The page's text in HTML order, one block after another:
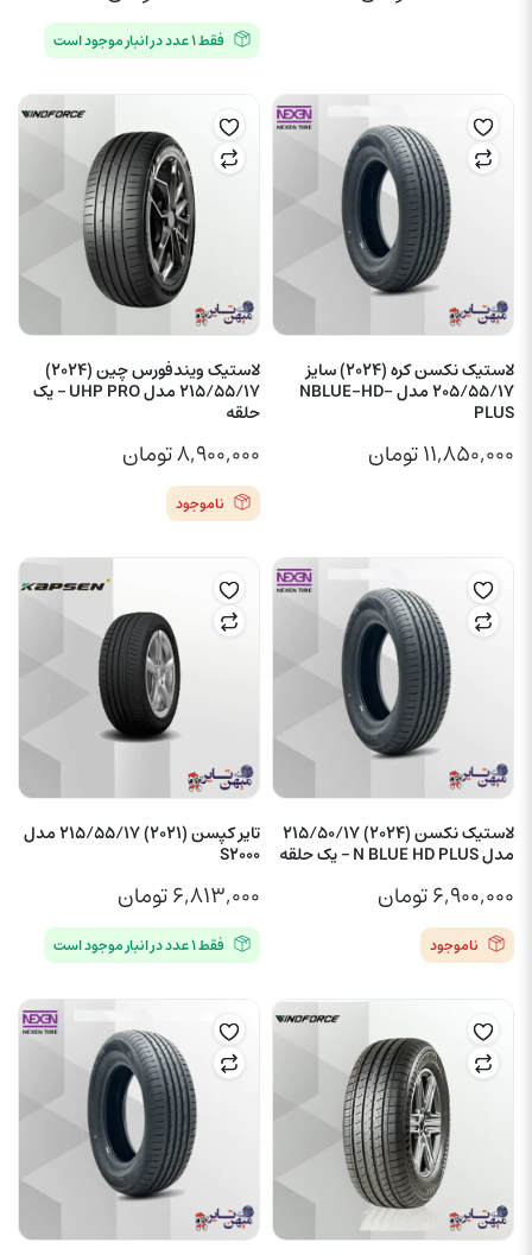
فقط ۱ عدد در انبار موجود است
لاستیک نکسن کره (2024) سایز
205/55/17 مدل NBLUE-HD-
PLUS
۱۱,۸۵۰,۰۰۰تومان
لاستیک ویندفورس چین (2024)
215/55/17 مدل UHP PRO – یک
حلقه
۸,۹۰۰,۰۰۰تومان
ناموجود
لاستیک نکسن (2024) 215/50/17
مدل N BLUE HD PLUS – یک حلقه
۶,۹۰۰,۰۰۰تومان
ناموجود
تایر کپسن (2021) 215/55/17 مدل
S2000
۶,۸۱۳,۰۰۰تومان
فقط ۱ عدد در انبار موجود است